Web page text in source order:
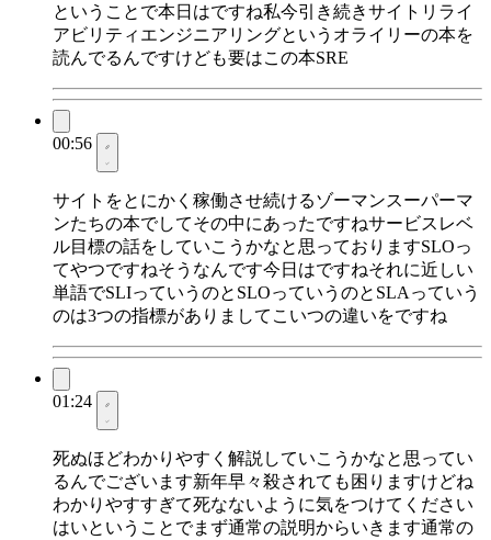
ということで本日はですね私今引き続きサイトリライ
アビリティエンジニアリングというオライリーの本を
読んでるんですけども要はこの本SRE
00:56
サイトをとにかく稼働させ続けるゾーマンスーパーマ
ンたちの本でしてその中にあったですねサービスレベ
ル目標の話をしていこうかなと思っておりますSLOっ
てやつですねそうなんです今日はですねそれに近しい
単語でSLIっていうのとSLOっていうのとSLAっていう
のは3つの指標がありましてこいつの違いをですね
01:24
死ぬほどわかりやすく解説していこうかなと思ってい
るんでございます新年早々殺されても困りますけどね
わかりやすすぎて死なないように気をつけてください
はいということでまず通常の説明からいきます通常の